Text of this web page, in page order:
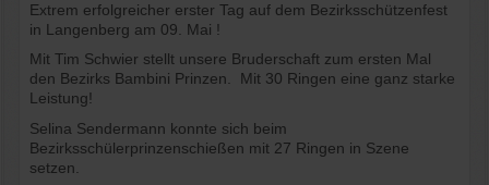
Extrem erfolgreicher erster Tag auf dem Bezirksschützenfest
in Langenberg am 09. Mai !
Mit Tim Schwier stellt unsere Bruderschaft zum ersten Mal
den Bezirks Bambini Prinzen. Mit 30 Ringen eine ganz starke
Leistung!
Selina Sendermann konnte sich beim
Bezirksschülerprinzenschießen mit 27 Ringen in Szene
setzen.